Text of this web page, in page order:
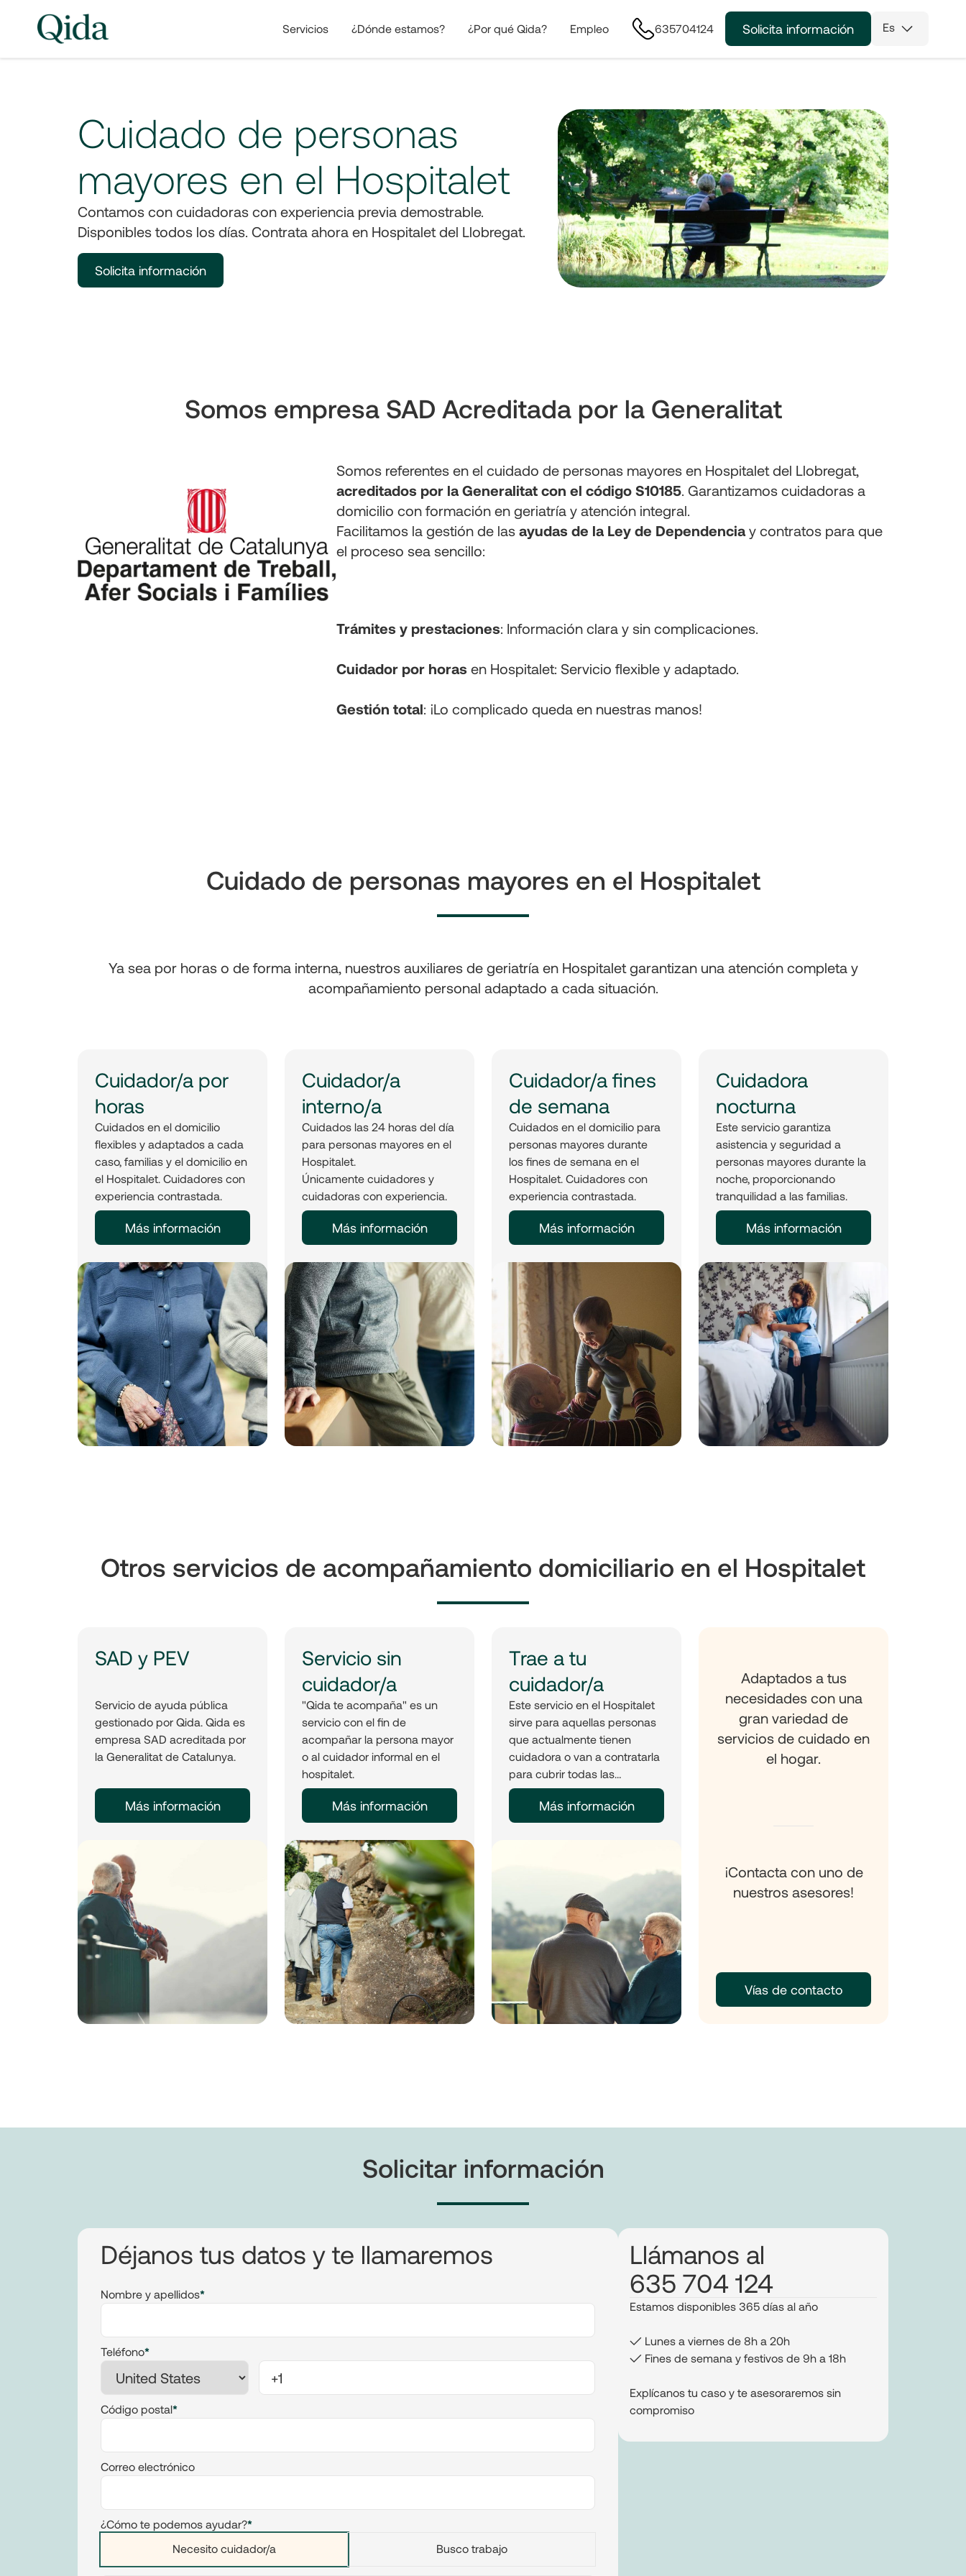
Servicios ¿Dónde estamos? ¿Por qué Qida? Empleo 635704124 Solicita información Es
Cuidado de personas
mayores en el Hospitalet
Contamos con cuidadoras con experiencia previa demostrable.
Disponibles todos los días. Contrata ahora en Hospitalet del Llobregat.
Solicita información
Somos empresa SAD Acreditada por la Generalitat
Somos referentes en el cuidado de personas mayores en Hospitalet del Llobregat,
acreditados por la Generalitat con el código S10185. Garantizamos cuidadoras a
domicilio con formación en geriatría y atención integral.
Facilitamos la gestión de las ayudas de la Ley de Dependencia y contratos para que
el proceso sea sencillo:
Trámites y prestaciones: Información clara y sin complicaciones.
Cuidador por horas en Hospitalet: Servicio flexible y adaptado.
Gestión total: ¡Lo complicado queda en nuestras manos!
Cuidado de personas mayores en el Hospitalet
Ya sea por horas o de forma interna, nuestros auxiliares de geriatría en Hospitalet garantizan una atención completa y
acompañamiento personal adaptado a cada situación.
Cuidador/a por
horas
Cuidados en el domicilio
flexibles y adaptados a cada
caso, familias y el domicilio en
el Hospitalet. Cuidadores con
experiencia contrastada.
Más información
Cuidador/a
interno/a
Cuidados las 24 horas del día
para personas mayores en el
Hospitalet.
Únicamente cuidadores y
cuidadoras con experiencia.
Más información
Cuidador/a fines
de semana
Cuidados en el domicilio para
personas mayores durante
los fines de semana en el
Hospitalet. Cuidadores con
experiencia contrastada.
Más información
Cuidadora
nocturna
Este servicio garantiza
asistencia y seguridad a
personas mayores durante la
noche, proporcionando
tranquilidad a las familias.
Más información
Otros servicios de acompañamiento domiciliario en el Hospitalet
SAD y PEV
Servicio de ayuda pública
gestionado por Qida. Qida es
empresa SAD acreditada por
la Generalitat de Catalunya.
Más información
Servicio sin
cuidador/a
"Qida te acompaña" es un
servicio con el fin de
acompañar la persona mayor
o al cuidador informal en el
hospitalet.
Más información
Trae a tu
cuidador/a
Este servicio en el Hospitalet
sirve para aquellas personas
que actualmente tienen
cuidadora o van a contratarla
para cubrir todas las
gestiones.
Más información
Adaptados a tus
necesidades con una
gran variedad de
servicios de cuidado en
el hogar.
¡Contacta con uno de
nuestros asesores!
Vías de contacto
Solicitar información
Llámanos al
635 704 124
Estamos disponibles 365 días al año
✓ Lunes a viernes de 8h a 20h
✓ Fines de semana y festivos de 9h a 18h
Explícanos tu caso y te asesoraremos sin
compromiso
Déjanos tus datos y te llamaremos
Nombre y apellidos*
Teléfono*
Código postal*
Correo electrónico
¿Cómo te podemos ayudar?*
Necesito cuidador/a
Busco trabajo